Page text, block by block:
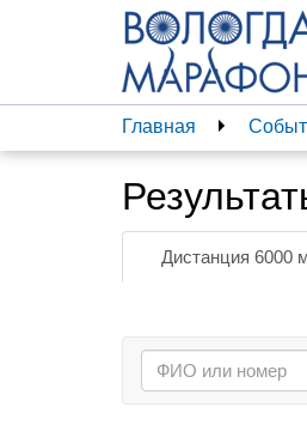
Главная
Дистанция 6000